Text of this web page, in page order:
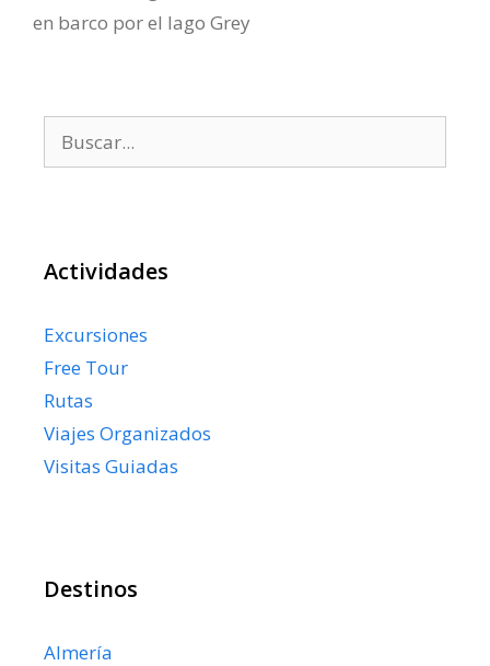
en barco por el lago Grey
Actividades
Excursiones
Free Tour
Rutas
Viajes Organizados
Visitas Guiadas
Destinos
Almería